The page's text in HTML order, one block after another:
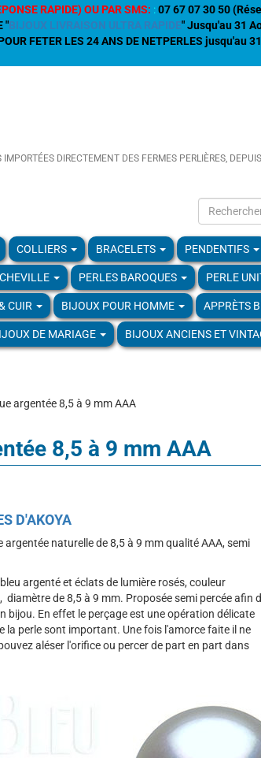
RAPIDE) OU PAR SMS: : 07 67 07 30 50
"BIJOUX LIVRAISON ULTRA RAPIDE" Jusqu'au 31
FETER LES 24 ANS DE NETPERLES jusqu'au
IMPORTÉES DIRECTEMENT DES FERMES PERLIÈRES,
COLLIERS BRACELETS PENDENTIFS
PERLES BAROQUES PERLE
CUIR BIJOUX POUR HOMME APPRÈTS
DE MARIAGE BIJOUX ANCIENS ET
argentée 8,5 à 9 mm AAA
8,5 à 9 mm AAA
D'AKOYA
argentée naturelle de 8,5 à 9 mm qualité AAA, semi
argenté et éclats de lumière rosés, couleur
diamètre de 8,5 à 9 mm. Proposée semi percée afin
bijou. En effet le perçage est une opération délicate
la perle sont important. Une fois l'amorce faite il ne
aléser l'orifice ou percer de part en part dans